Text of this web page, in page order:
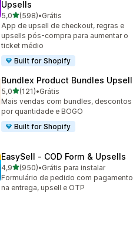
Upsells
5,0de 5 estrelas
(598)
598 avaliações ao todo
•Grátis
App de upsell de checkout, regras e
upsells pós-compra para aumentar o
ticket médio
Built for Shopify
Bundlex Product Bundles Upsell
5,0de 5 estrelas
(121)
121 avaliações ao todo
•Grátis
Mais vendas com bundles, descontos
por quantidade e BOGO
Built for Shopify
EasySell ‑ COD Form & Upsells
4,9de 5 estrelas
(950)
950 avaliações ao todo
•Grátis para instalar
Formulário de pedido com pagamento
na entrega, upsell e OTP